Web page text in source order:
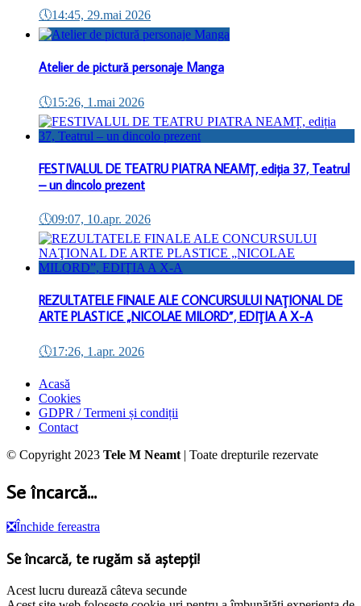
🕔14:45, 29.mai 2026
Atelier de pictură personaje Manga
🕔15:26, 1.mai 2026
FESTIVALUL DE TEATRU PIATRA NEAMȚ, ediția 37, Teatrul
– un dincolo prezent
🕔09:07, 10.apr. 2026
REZULTATELE FINALE ALE CONCURSULUI NAŢIONAL DE
ARTE PLASTICE „NICOLAE MILORD”, EDIŢIA A X-A
🕔17:26, 1.apr. 2026
Acasă
Cookies
GDPR / Termeni și condiții
Contact
© Copyright 2023 Tele M Neamt | Toate drepturile rezervate
Se încarcă...
❎Închide fereastra
Se încarcă, te rugăm să aștepți!
Acest lucru durează câteva secunde